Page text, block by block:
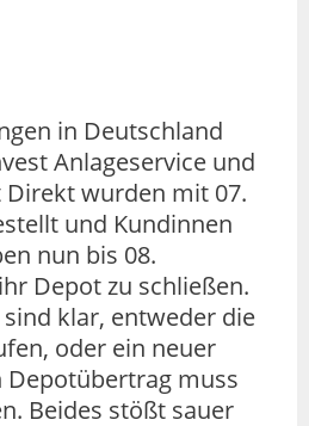
in Deutschland
Anlageservice und
Direkt wurden mit 07.
und Kundinnen
nun bis 08.
Depot zu schließen.
klar, entweder die
oder ein neuer
Depotübertrag muss
Beides stößt sauer